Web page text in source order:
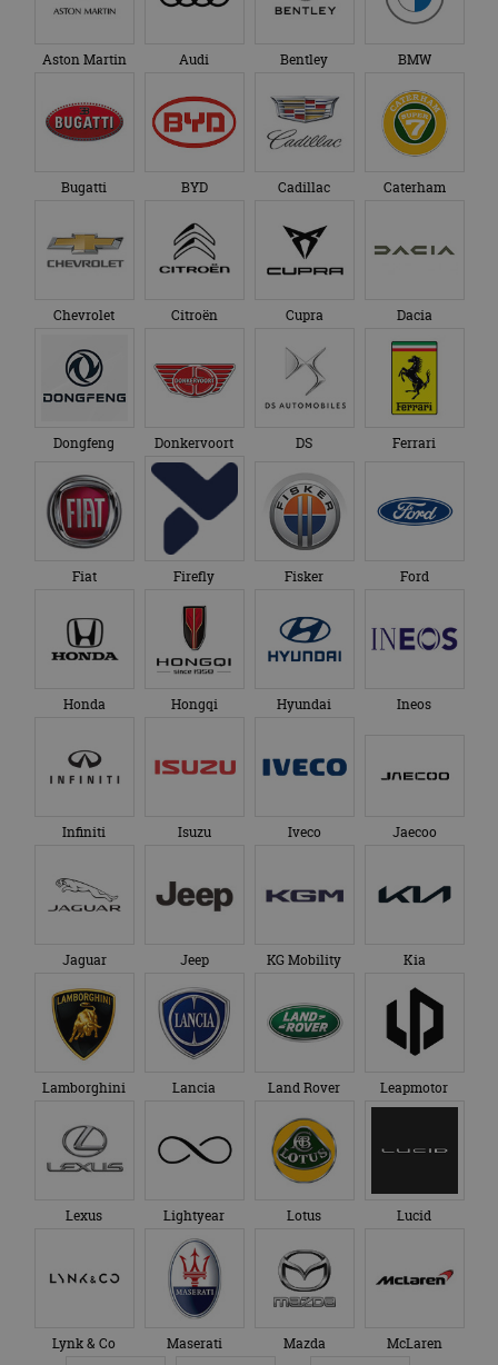
Bugatti BYD Cadillac Caterham
Chevrolet Citroën Cupra Dacia
Dongfeng Donkervoort DS Ferrari
Fiat
Honda Hongqi Hyundai Ineos
Infiniti Isuzu Iveco Jaecoo
Jaguar Jeep KG Mobility Kia
Lamborghini Lancia Land Rover Leapmotor
Lexus Lightyear Lotus Lucid
Lynk & Co Maserati Mazda McLaren
Mercedes-Benz MG Micro Mobility Systems